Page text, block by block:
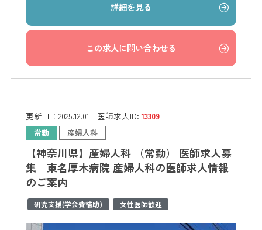
詳細を見る
この求人に問い合わせる
更新日： 2025.12.01 医師求人ID:13309
常勤 産婦人科
【神奈川県】産婦人科 （常勤） 医師求人募
集｜東名厚木病院 産婦人科の医師求人情報
のご案内
研究支援(学会費補助) 女性医師歓迎